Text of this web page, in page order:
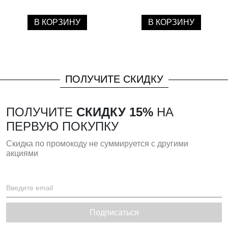
В КОРЗИНУ В КОРЗИНУ
ПОЛУЧИТЕ СКИДКУ
ПОЛУЧИТЕ СКИДКУ 15% НА
ПЕРВУЮ ПОКУПКУ
Скидка по промокоду не суммируется с другими
акциями
Подписаться